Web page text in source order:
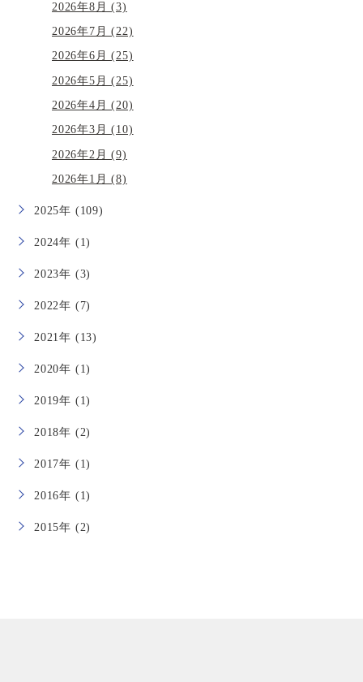
2026年8月 (3)
2026年7月 (22)
2026年6月 (25)
2026年5月 (25)
2026年4月 (20)
2026年3月 (10)
2026年2月 (9)
2026年1月 (8)
2025年 (109)
2024年 (1)
2023年 (3)
2022年 (7)
2021年 (13)
2020年 (1)
2019年 (1)
2018年 (2)
2017年 (1)
2016年 (1)
2015年 (2)